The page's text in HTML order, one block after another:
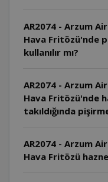
AR2074 - Arzum
Hava Fritözü'nde
kullanılır mı?
AR2074 - Arzum
Hava Fritözü'nde
takıldığında
AR2074 - Arzum
Hava Fritözü